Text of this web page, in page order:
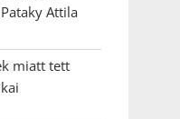
Attila
miatt tett